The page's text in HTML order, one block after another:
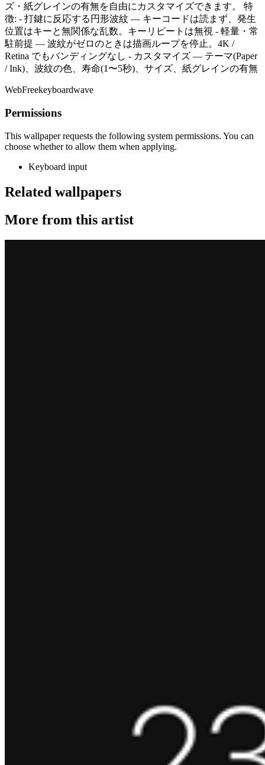
ズ・紙グレインの有無を自由にカスタマイズできます。 特
徴: - 打鍵に反応する円形波紋 — キーコードは読まず、発生
位置はキーと無関係な乱数。キーリピートは無視 - 軽量・常
駐前提 — 波紋がゼロのときは描画ループを停止。4K /
Retina でもバンディングなし - カスタマイズ — テーマ(Paper
/ Ink)、波紋の色、寿命(1〜5秒)、サイズ、紙グレインの有無
WebFreekeyboardwave
Permissions
This wallpaper requests the following system permissions. You can
choose whether to allow them when applying.
Keyboard input
Related wallpapers
More from this artist